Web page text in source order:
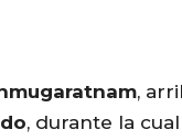
,
, durante la